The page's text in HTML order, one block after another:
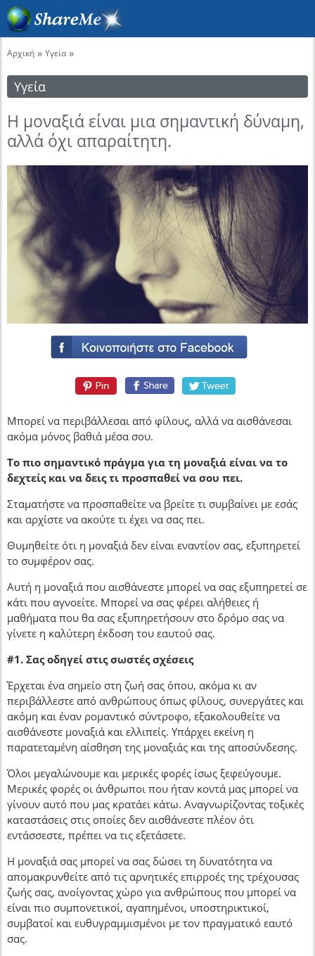
Αρχική » Υγεία »
Υγεία
Η μοναξιά είναι μια σημαντική δύναμη,
αλλά όχι απαραίτητη.
Μπορεί να περιβάλλεσαι από φίλους, αλλά να αισθάνεσαι
ακόμα μόνος βαθιά μέσα σου.
Το πιο σημαντικό πράγμα για τη μοναξιά είναι να το
δεχτείς και να δεις τι προσπαθεί να σου πει.
Σταματήστε να προσπαθείτε να βρείτε τι συμβαίνει με εσάς
και αρχίστε να ακούτε τι έχει να σας πει.
Θυμηθείτε ότι η μοναξιά δεν είναι εναντίον σας, εξυπηρετεί
το συμφέρον σας.
Αυτή η μοναξιά που αισθάνεστε μπορεί να σας εξυπηρετεί σε
κάτι που αγνοείτε. Μπορεί να σας φέρει αλήθειες ή
μαθήματα που θα σας εξυπηρετήσουν στο δρόμο σας να
γίνετε η καλύτερη έκδοση του εαυτού σας.
#1. Σας οδηγεί στις σωστές σχέσεις
Έρχεται ένα σημείο στη ζωή σας όπου, ακόμα κι αν
περιβάλλεστε από ανθρώπους όπως φίλους, συνεργάτες και
ακόμη και έναν ρομαντικό σύντροφο, εξακολουθείτε να
αισθάνεστε μοναξιά και ελλιπείς. Υπάρχει εκείνη η
παρατεταμένη αίσθηση της μοναξιάς και της αποσύνδεσης.
Όλοι μεγαλώνουμε και μερικές φορές ίσως ξεφεύγουμε.
Μερικές φορές οι άνθρωποι που ήταν κοντά μας μπορεί να
γίνουν αυτό που μας κρατάει κάτω. Αναγνωρίζοντας τοξικές
καταστάσεις στις οποίες δεν αισθάνεστε πλέον ότι
εντάσσεστε, πρέπει να τις εξετάσετε.
Η μοναξιά σας μπορεί να σας δώσει τη δυνατότητα να
απομακρυνθείτε από τις αρνητικές επιρροές της τρέχουσας
ζωής σας, ανοίγοντας χώρο για ανθρώπους που μπορεί να
είναι πιο συμπονετικοί, αγαπημένοι, υποστηρικτικοί,
συμβατοί και ευθυγραμμισμένοι με τον πραγματικό εαυτό
σας.